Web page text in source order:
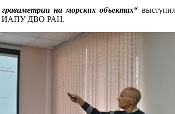
на морских объектах“
ИАПУ ДВО РАН.